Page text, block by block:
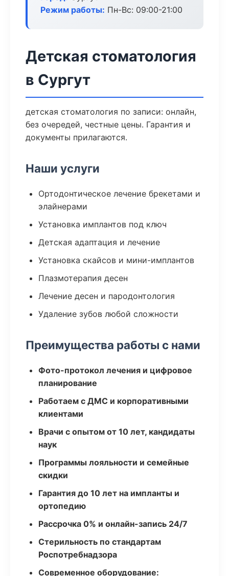
Режим работы: Пн-Вс: 09:00-21:00
Детская стоматология
в Сургут
детская стоматология по записи: онлайн,
без очередей, честные цены. Гарантия и
документы прилагаются.
Наши услуги
Ортодонтическое лечение брекетами и
элайнерами
Установка имплантов под ключ
Детская адаптация и лечение
Установка скайсов и мини-имплантов
Плазмотерапия десен
Лечение десен и пародонтология
Удаление зубов любой сложности
Преимущества работы с нами
Фото-протокол лечения и цифровое
планирование
Работаем с ДМС и корпоративными
клиентами
Врачи с опытом от 10 лет, кандидаты
наук
Программы лояльности и семейные
скидки
Гарантия до 10 лет на импланты и
ортопедию
Рассрочка 0% и онлайн-запись 24/7
Стерильность по стандартам
Роспотребнадзора
Современное оборудование: